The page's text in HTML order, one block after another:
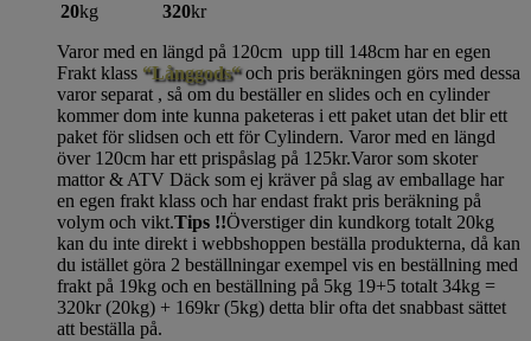
20kg 320kr
Varor med en längd på 120cm upp till 148cm har en egen
Frakt klass “Långgods“och pris beräkningen görs med dessa
varor separat , så om du beställer en slides och en cylinder
kommer dom inte kunna paketeras i ett paket utan det blir ett
paket för slidsen och ett för Cylindern. Varor med en längd
över 120cm har ett prispåslag på 125kr.Varor som skoter
mattor & ATV Däck som ej kräver på slag av emballage har
en egen frakt klass och har endast frakt pris beräkning på
volym och vikt.Tips !!Överstiger din kundkorg totalt 20kg
kan du inte direkt i webbshoppen beställa produkterna, då kan
du istället göra 2 beställningar exempel vis en beställning med
frakt på 19kg och en beställning på 5kg 19+5 totalt 34kg =
320kr (20kg) + 169kr (5kg) detta blir ofta det snabbast sättet
att beställa på.